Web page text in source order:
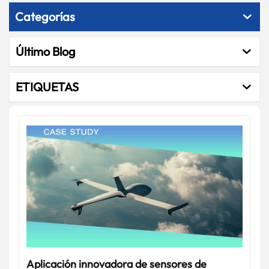
Categorías
Último Blog
ETIQUETAS
Aplicación innovadora de sensores de